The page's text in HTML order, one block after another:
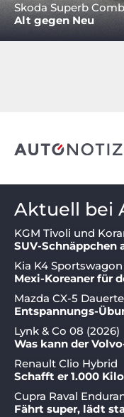
Skoda Superb
Alt gegen Neu
Aktuell bei
KGM Tivoli und
SUV-Schnäppchen
Kia K4 Sportswagon
Mexi-Koreaner für
Mazda CX-5
Entspannungs-
Lynk & Co 08 (2026)
Was kann der
Renault Clio Hybrid
Schafft er 1.000
Cupra Raval
Fährt super, lädt